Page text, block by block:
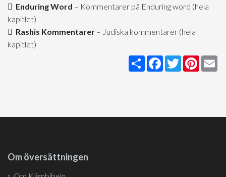
Enduring Word – Kommentarer på Enduring word (hela
kapitlet)
Rashis Kommentarer – Judiska kommentarer (hela
kapitlet)
Share Facebook
Twitter
Om översättningen